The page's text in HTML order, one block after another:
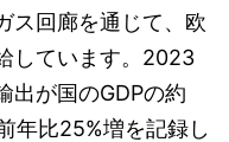
ス回廊を通じて、欧
しています。2023
出が国のGDPの約
年比25%増を記録し